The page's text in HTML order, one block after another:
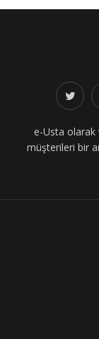
e-Usta olarak
müşterileri bir